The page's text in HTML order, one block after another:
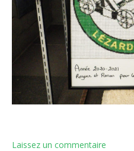
Laissez un commentaire